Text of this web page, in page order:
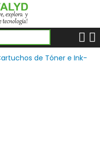
de Tóner e Ink-